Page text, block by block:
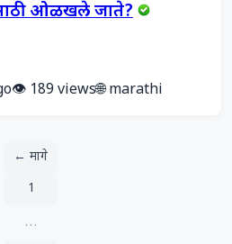
ओळखले जाते?
👁️ 189 views🌐 marathi
← मागे
1
…